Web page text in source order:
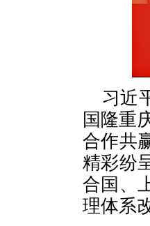
习近
国隆重
合作共
精彩纷
合国、
理体系